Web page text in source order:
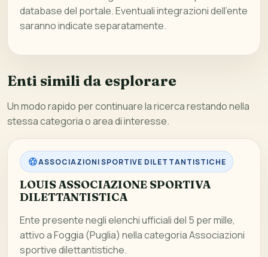
database del portale. Eventuali integrazioni dell’ente
saranno indicate separatamente.
Enti simili da esplorare
Un modo rapido per continuare la ricerca restando nella
stessa categoria o area di interesse.
ASSOCIAZIONI SPORTIVE DILETTANTISTICHE
LOUIS ASSOCIAZIONE SPORTIVA
DILETTANTISTICA
Ente presente negli elenchi ufficiali del 5 per mille,
attivo a Foggia (Puglia) nella categoria Associazioni
sportive dilettantistiche.